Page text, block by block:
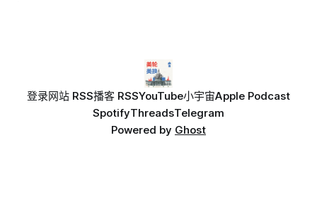
登录网站 RSS播客 RSSYouTube小宇宙Apple Podcast
SpotifyThreadsTelegram
Powered by Ghost